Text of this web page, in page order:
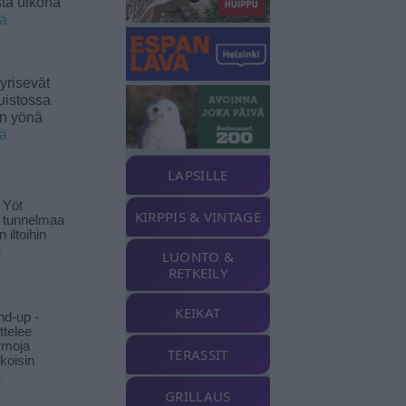
yönä
Yöt
iltoihin
up -
LAPSILLE
KIRPPIS & VINTAGE
LUONTO &
RETKEILY
KEIKAT
TERASSIT
GRILLAUS